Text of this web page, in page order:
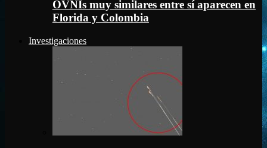
OVNIs muy similares entre sí aparecen en
Florida y Colombia
Investigaciones